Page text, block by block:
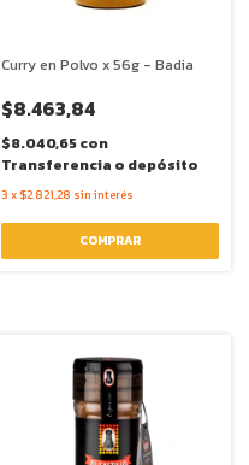
Curry en Polvo x 56g - Badia
$8.463,84
$8.040,65con
Transferencia o depósito
3 x $2.821,28 sin interés